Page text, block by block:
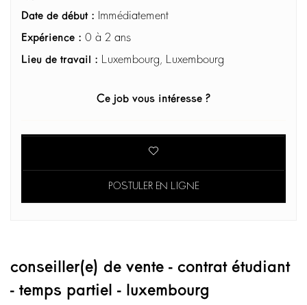
Date de début :
Immédiatement
Expérience : 0 à 2 ans
Lieu de travail :
Luxembourg, Luxembourg
Ce job vous intéresse ?
POSTULER EN LIGNE
conseiller(e) de vente - contrat étudiant
- temps partiel - luxembourg